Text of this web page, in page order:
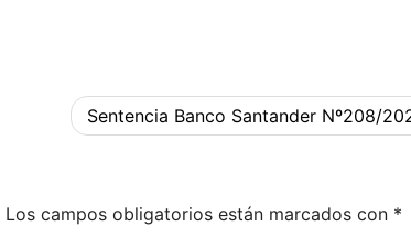
Sentencia Banco Santander Nº208/
Los campos obligatorios están marcados con *